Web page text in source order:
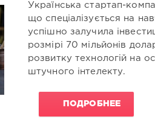
Українська стартап-
що спеціалізується на
успішно залучила
розмірі 70 мільйонів
розвитку технологій на
штучного інтелекту.
ПОДРОБНЕЕ